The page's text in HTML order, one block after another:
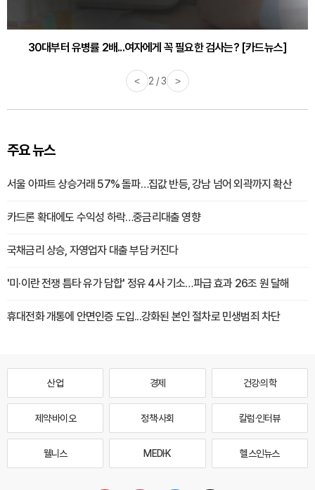
30대부터 유병률 2배...여자에게 꼭 필요한 검사는? [카드뉴스]
감기·독감 예방하고 면역력 높이는 4가지 영양제 [카드뉴스]
< 2 / 3 >
주요 뉴스
서울 아파트 상승거래 57% 돌파…집값 반등, 강남 넘어 외곽까지 확산
카드론 확대에도 수익성 하락…중금리대출 영향
국채금리 상승, 자영업자 대출 부담 커진다
'미·이란 전쟁 틈타 유가 담합' 정유 4사 기소…파급 효과 26조 원 달해
휴대전화 개통에 안면인증 도입...강화된 본인 절차로 민생범죄 차단
산업 경제 건강·의학
제약·바이오 정책·사회 칼럼·인터뷰
웰니스 MEDI·K 헬스인뉴스